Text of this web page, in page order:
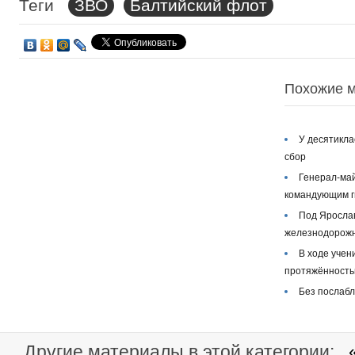
Теги ЗВО Балтийский флот
Похожие
У
сбор
Генерал-
командующим
Под
В ходе
Без